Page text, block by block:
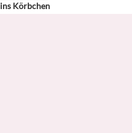
ins Körbchen